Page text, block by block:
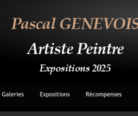
Pascal
Artiste Peintre
Expositions 2025